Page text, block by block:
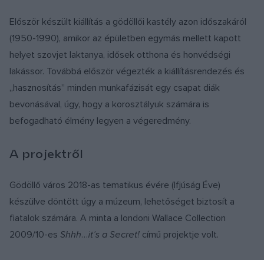
Először készült kiállítás a gödöllői kastély azon időszakáról
(1950-1990), amikor az épületben egymás mellett kapott
helyet szovjet laktanya, idősek otthona és honvédségi
lakássor. Továbbá először végezték a kiállításrendezés és
„hasznosítás” minden munkafázisát egy csapat diák
bevonásával, úgy, hogy a korosztályuk számára is
befogadható élmény legyen a végeredmény.
A projektről
Gödöllő város 2018-as tematikus évére (Ifjúság Éve)
készülve döntött úgy a múzeum, lehetőséget biztosít a
fiatalok számára. A minta a londoni Wallace Collection
2009/10-es Shhh…it’s a Secret! című projektje volt.